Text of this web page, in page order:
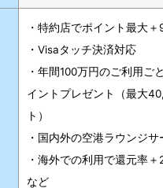
・特約店でポイント最大＋
・Visaタッチ決済対応
・年間100万円のご利用ご
イントプレゼント（最大
ト）
・国内外の空港ラウンジサ
・海外での利用で還元率＋
など